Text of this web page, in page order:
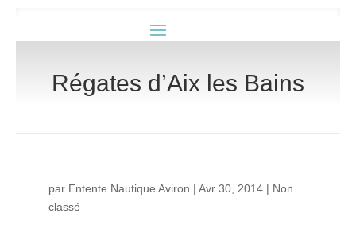
Régates d’Aix les Bains
par Entente Nautique Aviron | Avr 30, 2014| Non
classé